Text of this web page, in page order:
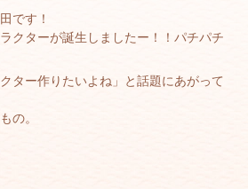
です！
クターが誕生しましたー！！パチパチ
ター作りたいよね」と話題にあがって
の。